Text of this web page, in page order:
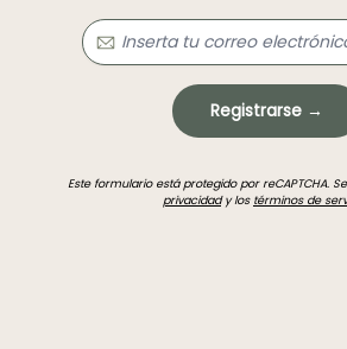
Registrarse →
Este formulario está protegido por reCAPTCHA.
privacidady los términos de